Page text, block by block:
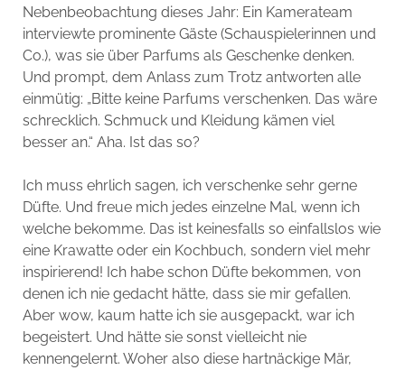
Nebenbeobachtung dieses Jahr: Ein Kamerateam
interviewte prominente Gäste (Schauspielerinnen und
Co.), was sie über Parfums als Geschenke denken.
Und prompt, dem Anlass zum Trotz antworten alle
einmütig: „Bitte keine Parfums verschenken. Das wäre
schrecklich. Schmuck und Kleidung kämen viel
besser an.“ Aha. Ist das so?
Ich muss ehrlich sagen, ich verschenke sehr gerne
Düfte. Und freue mich jedes einzelne Mal, wenn ich
welche bekomme. Das ist keinesfalls so einfallslos wie
eine Krawatte oder ein Kochbuch, sondern viel mehr
inspirierend! Ich habe schon Düfte bekommen, von
denen ich nie gedacht hätte, dass sie mir gefallen.
Aber wow, kaum hatte ich sie ausgepackt, war ich
begeistert. Und hätte sie sonst vielleicht nie
kennengelernt. Woher also diese hartnäckige Mär,